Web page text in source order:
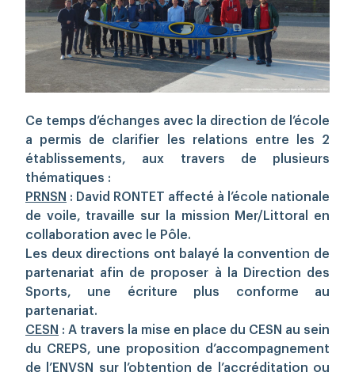
Ce temps d’échanges avec la direction de l’école
a permis de clarifier les relations entre les 2
établissements, aux travers de plusieurs
thématiques :
PRNSN : David RONTET affecté à l’école nationale
de voile, travaille sur la mission Mer/Littoral en
collaboration avec le Pôle.
Les deux directions ont balayé la convention de
partenariat afin de proposer à la Direction des
Sports, une écriture plus conforme au
partenariat.
CESN : A travers la mise en place du CESN au sein
du CREPS, une proposition d’accompagnement
de l’ENVSN sur l’obtention de l’accréditation ou